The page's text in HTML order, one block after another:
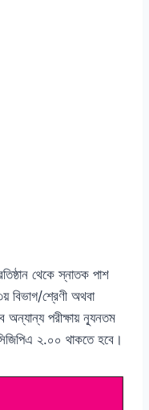
থেকে স্নাতক পাশ
বিভাগ/শ্রেণী অথবা
অন্যান্য পরীক্ষায় ন্যূনতম
২.০০ থাকতে হবে।